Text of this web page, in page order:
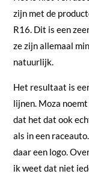
zijn met de
R16. Dit is een
ze zijn allemaal
natuurlijk.
Het resultaat is
lijnen. Moza noemt
dat het dat ook
als in een
daar een logo.
ik weet dat niet